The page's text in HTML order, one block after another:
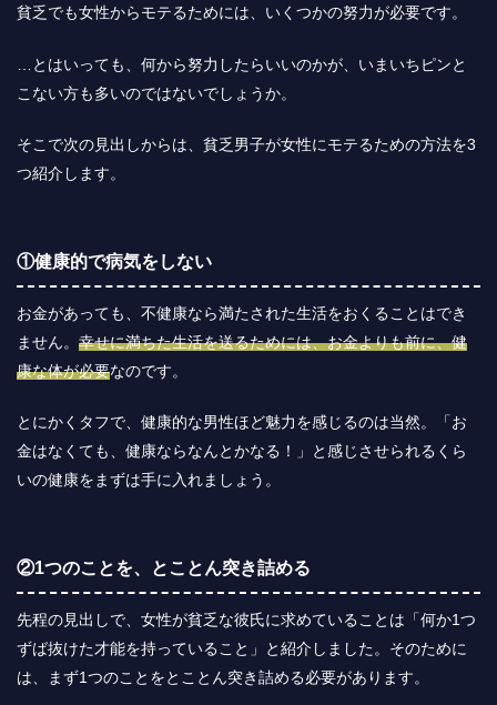
貧乏でも女性からモテるためには、いくつかの努力が必要です。
…とはいっても、何から努力したらいいのかが、いまいちピンと
こない方も多いのではないでしょうか。
そこで次の見出しからは、貧乏男子が女性にモテるための方法を3
つ紹介します。
①健康的で病気をしない
お金があっても、不健康なら満たされた生活をおくることはでき
ません。 幸せに満ちた生活を送るためには、お金よりも前に、健
康な体が必要なのです。
とにかくタフで、健康的な男性ほど魅力を感じるのは当然。「お
金はなくても、健康ならなんとかなる！」と感じさせられるくら
いの健康をまずは手に入れましょう。
②1つのことを、とことん突き詰める
先程の見出しで、女性が貧乏な彼氏に求めていることは「何か1つ
ずば抜けた才能を持っていること」と紹介しました。そのために
は、まず1つのことをとことん突き詰める必要があります。